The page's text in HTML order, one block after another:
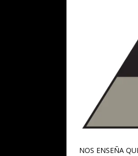
NOS ENSEÑA